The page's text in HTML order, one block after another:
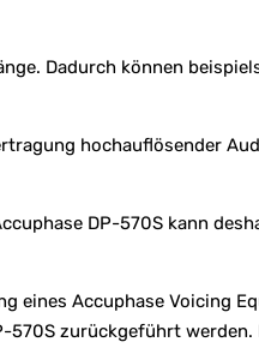
Dadurch können
hochauflösender
DP-570S kann
Accuphase Voicing
zurückgeführt